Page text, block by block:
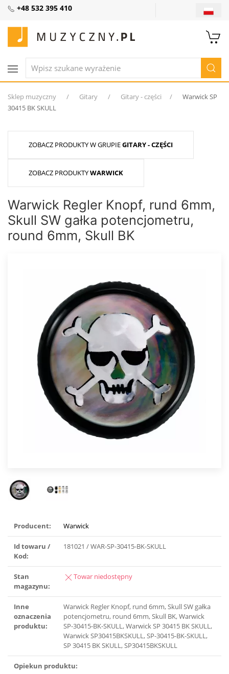
+48 532 395 410
Sklep muzyczny Gitary Gitary - części
Warwick SP
30415 BK SKULL
ZOBACZ PRODUKTY W GRUPIEGITARY - CZĘŚCI
ZOBACZ PRODUKTYWARWICK
Warwick Regler Knopf, rund 6mm,
Skull SW gałka potencjometru,
round 6mm, Skull BK
Producent: Warwick
Id towaru /
Kod:
181021 / WAR-SP-30415-BK-SKULL
Stan
magazynu:
Towar niedostępny
Inne
oznaczenia
produktu:
Warwick Regler Knopf, rund 6mm, Skull SW gałka
potencjometru, round 6mm, Skull BK, Warwick
SP-30415-BK-SKULL, Warwick SP 30415 BK SKULL,
Warwick SP30415BKSKULL, SP-30415-BK-SKULL,
SP 30415 BK SKULL, SP30415BKSKULL
Opiekun produktu: